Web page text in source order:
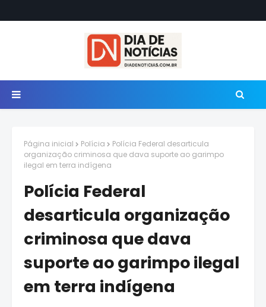
Página inicial Polícia
Polícia Federal desarticula
organização criminosa que dava suporte ao garimpo
ilegal em terra indígena
Polícia Federal
desarticula organização
criminosa que dava
suporte ao garimpo ilegal
em terra indígena